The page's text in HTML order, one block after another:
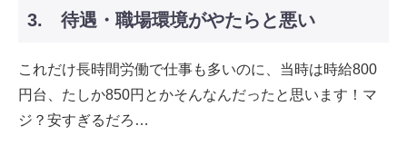
3. 待遇・職場環境がやたらと悪い
これだけ長時間労働で仕事も多いのに、当時は時給800
円台、たしか850円とかそんなんだったと思います！マ
ジ？安すぎるだろ…